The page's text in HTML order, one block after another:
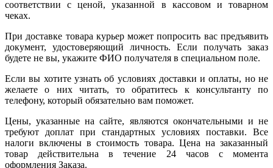
соответствии с ценой, указанной в кассовом и товарном
чеках.
При доставке товара курьер может попросить вас предъявить
документ, удостоверяющий личность. Если получать заказ
будете не вы, укажите ФИО получателя в специальном поле.
Если вы хотите узнать об условиях доставки и оплаты, но не
желаете о них читать, то обратитесь к консультанту по
телефону, который обязательно вам поможет.
Цены, указанные на сайте, являются окончательными и не
требуют доплат при стандартных условиях поставки. Все
налоги включены в стоимость товара. Цена на заказанный
товар действительна в течение 24 часов с момента
оформления Заказа.